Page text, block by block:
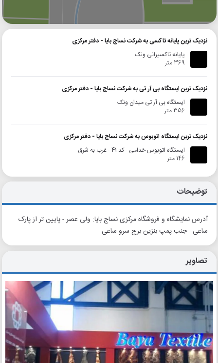
گوگل
نزدیک ترین پایانه تاکسی به شرکت نساج بایا - دفتر مرکزی
پایانه تاکسیرانی ونک
369 متر
نزدیک ترین ایستگاه بی آر تی به شرکت نساج بایا - دفتر مرکزی
ایستگاه بی آر تی میدان ونک
356 متر
نزدیک ترین ایستگاه اتوبوس به شرکت نساج بایا - دفتر مرکزی
ایستگاه اتوبوس خدامی - کد 41 - غرب به شرق
146 متر
توضیحات
آدرس نمایشگاه و فروشگاه مرکزی نساج بایا: ولی عصر - پایین تر از پارک
ساعی - جنب پمپ بنزین برج سرو ساعی
تصاویر